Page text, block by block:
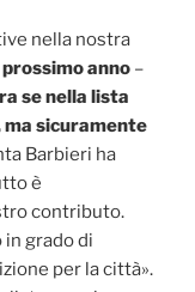
nella nostra
anno –
se nella lista
ma sicuramente
Barbieri ha
è
contributo.
in grado di
per la città».